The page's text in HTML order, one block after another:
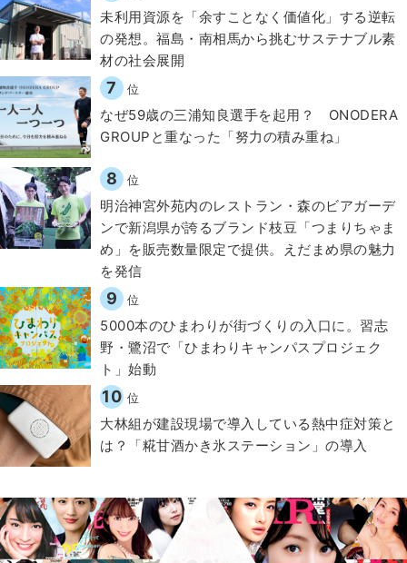
​​未利用資源を「余すことなく価値化」する逆転
の発想。福島・南相馬から挑むサステナブル素
材の社会展開​
7 位
なぜ59歳の三浦知良選手を起用？ ONODERA
GROUPと重なった「努力の積み重ね」
8 位
明治神宮外苑内のレストラン・森のビアガーデ
ンで新潟県が誇るブランド枝豆「つまりちゃま
め」を販売数量限定で提供。えだまめ県の魅力
を発信
9 位
5000本のひまわりが街づくりの入口に。習志
野・鷺沼で「ひまわりキャンパスプロジェク
ト」始動
10 位
大林組が建設現場で導入している熱中症対策と
は？「糀甘酒かき氷ステーション」の導入